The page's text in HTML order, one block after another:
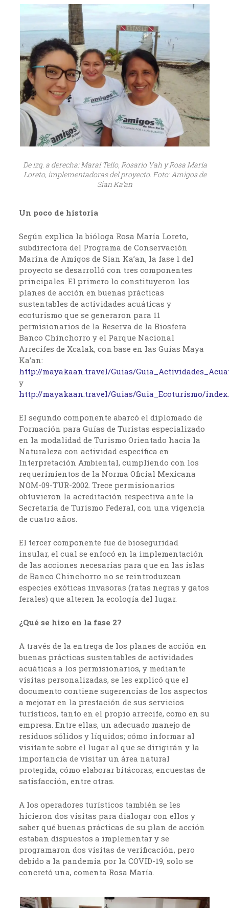
De izq. a derecha: Maraí Tello, Rosario Yah y Rosa María
Loreto, implementadoras del proyecto. Foto: Amigos de
Sian Ka’an
Un poco de historia
Según explica la bióloga Rosa María Loreto,
subdirectora del Programa de Conservación
Marina de Amigos de Sian Ka’an, la fase 1 del
proyecto se desarrolló con tres componentes
principales. El primero lo constituyeron los
planes de acción en buenas prácticas
sustentables de actividades acuáticas y
ecoturismo que se generaron para 11
permisionarios de la Reserva de la Biosfera
Banco Chinchorro y el Parque Nacional
Arrecifes de Xcalak, con base en las Guías Maya
Ka’an:
http://mayakaan.travel/Guias/
y
http://mayakaan.travel/Guias/Guia_Ecoturismo/
El segundo componente abarcó el diplomado de
Formación para Guías de Turistas especializado
en la modalidad de Turismo Orientado hacia la
Naturaleza con actividad específica en
Interpretación Ambiental, cumpliendo con los
requerimientos de la Norma Oficial Mexicana
NOM-09-TUR-2002. Trece permisionarios
obtuvieron la acreditación respectiva ante la
Secretaría de Turismo Federal, con una vigencia
de cuatro años.
El tercer componente fue de bioseguridad
insular, el cual se enfocó en la implementación
de las acciones necesarias para que en las islas
de Banco Chinchorro no se reintroduzcan
especies exóticas invasoras (ratas negras y gatos
ferales) que alteren la ecología del lugar.
¿Qué se hizo en la fase 2?
A través de la entrega de los planes de acción en
buenas prácticas sustentables de actividades
acuáticas a los permisionarios, y mediante
visitas personalizadas, se les explicó que el
documento contiene sugerencias de los aspectos
a mejorar en la prestación de sus servicios
turísticos, tanto en el propio arrecife, como en su
empresa. Entre ellas, un adecuado manejo de
residuos sólidos y líquidos; cómo informar al
visitante sobre el lugar al que se dirigirán y la
importancia de visitar un área natural
protegida; cómo elaborar bitácoras, encuestas de
satisfacción, entre otras.
A los operadores turísticos también se les
hicieron dos visitas para dialogar con ellos y
saber qué buenas prácticas de su plan de acción
estaban dispuestos a implementar y se
programaron dos visitas de verificación, pero
debido a la pandemia por la COVID-19, solo se
concretó una, comenta Rosa María.